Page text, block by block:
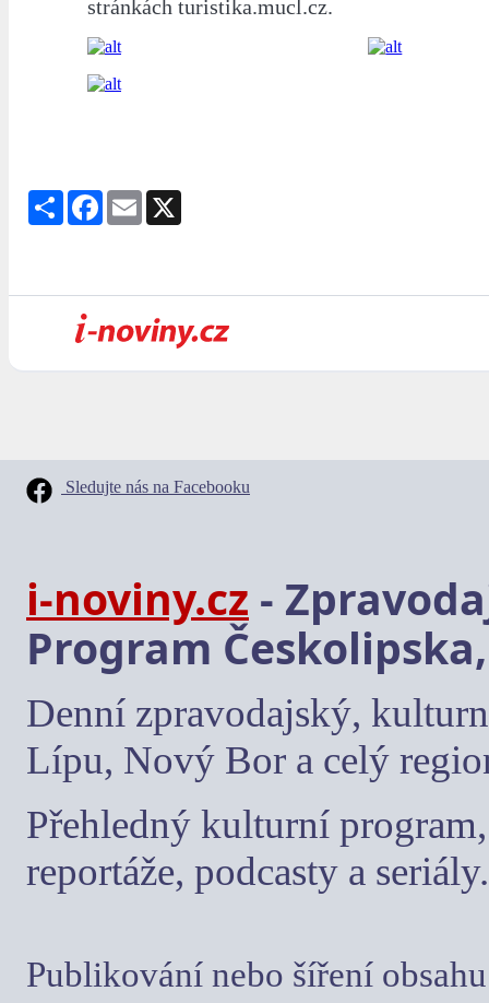
stránkách turistika.mucl.cz.
Share Facebook
Email
Sledujte nás na Facebooku
i-noviny.cz -
Program
Denní zpravodajský,
Lípu, Nový Bor a celý
Přehledný kulturní
reportáže, podcasty a seriály.
Publikování nebo šíření